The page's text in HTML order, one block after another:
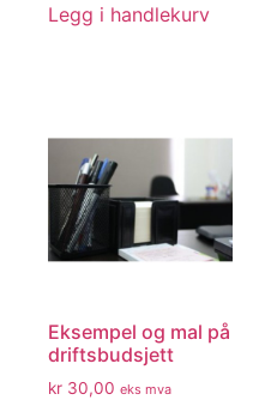
Legg i handlekurv
Eksempel og mal på
driftsbudsjett
kr 30,00 eks mva